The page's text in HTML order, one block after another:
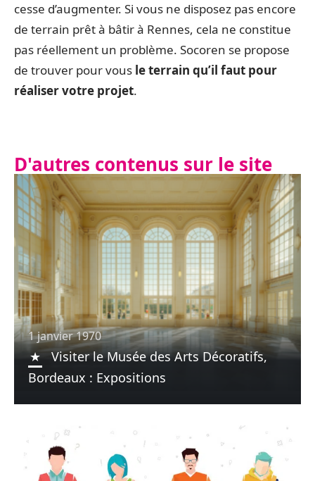
cesse d’augmenter. Si vous ne disposez pas encore
de terrain prêt à bâtir à Rennes, cela ne constitue
pas réellement un problème. Socoren se propose
de trouver pour vous le terrain qu’il faut pour
réaliser votre projet.
D'autres contenus sur le site
1 janvier 1970
Visiter le Musée des Arts Décoratifs,
Bordeaux : Expositions